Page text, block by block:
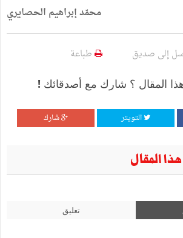
محمّد إبراهيم الحصايري
إلى صديق طباعة
المقال ؟ شارك مع أصدقائك !
التويتر شارك
المقال
تعليق